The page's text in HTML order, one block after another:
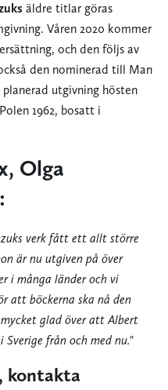
äldre titlar göras
Våren 2020 kommer
och den följs av
den nominerad till Man
utgivning hösten
1962, bosatt i
Olga
verk fått ett allt större
är nu utgiven på över
i många länder och vi
att böckerna ska nå den
glad över att Albert
Sverige från och med nu."
kontakta